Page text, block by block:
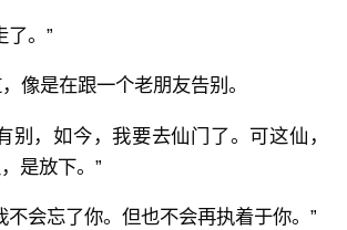
了。”
像是在跟一个老朋友告别。
别，如今，我要去仙门了。可这仙，
是放下。”
不会忘了你。但也不会再执着于你。”